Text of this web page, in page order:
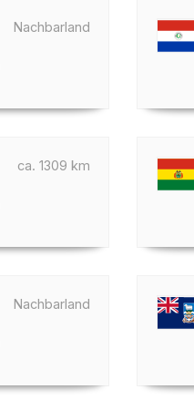
Nachbarland
ca. 1309 km
Nachbarland